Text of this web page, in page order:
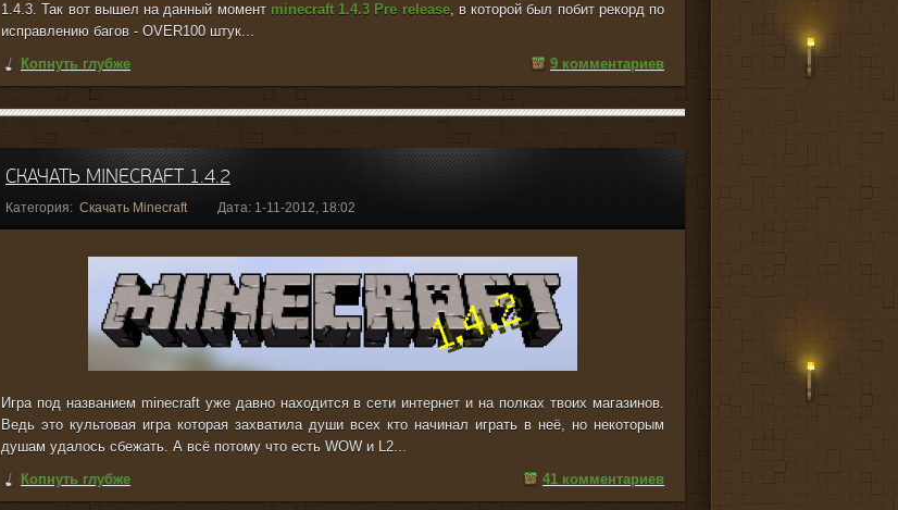
1.4.3. Так вот вышел на данный момент minecraft 1.4.3 Pre release, в которой был побит рекорд по
исправлению багов - OVER100 штук...
Копнуть глубже
9 комментариев
СКАЧАТЬ MINECRAFT 1.4.2
Категория: Скачать Minecraft Дата: 1-11-2012, 18:02
Игра под названием minecraft уже давно находится в сети интернет и на полках твоих магазинов.
Ведь это культовая игра которая захватила души всех кто начинал играть в неё, но некоторым
душам удалось сбежать. А всё потому что есть WOW и L2...
Копнуть глубже
41 комментариев